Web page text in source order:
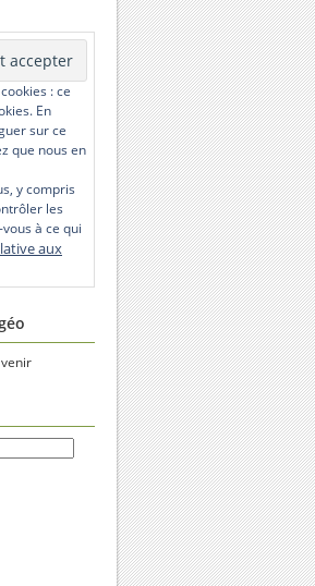
: ce
En
sur ce
que nous en
y compris
les
à ce qui
aux
venir